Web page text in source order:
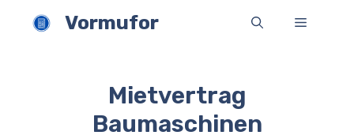
Inhalt
Vormufor Menü
Mietvertrag
Baumaschinen